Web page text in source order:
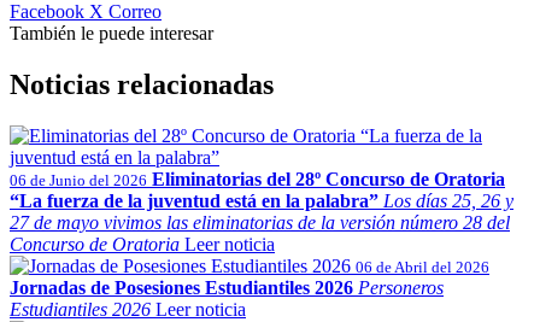
Facebook X Correo
También le puede interesar
Noticias relacionadas
06 de Junio del 2026 Eliminatorias del 28º Concurso de Oratoria
“La fuerza de la juventud está en la palabra” Los días 25, 26 y
27 de mayo vivimos las eliminatorias de la versión número 28 del
Concurso de Oratoria Leer noticia
06 de Abril del 2026
Jornadas de Posesiones Estudiantiles 2026 Personeros
Estudiantiles 2026 Leer noticia